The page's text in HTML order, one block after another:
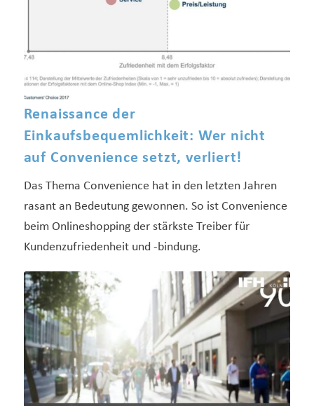
Renaissance der
Einkaufsbequemlichkeit: Wer nicht
auf Convenience setzt, verliert!
Das Thema Convenience hat in den letzten Jahren
rasant an Bedeutung gewonnen. So ist Convenience
beim Onlineshopping der stärkste Treiber für
Kundenzufriedenheit und -bindung.